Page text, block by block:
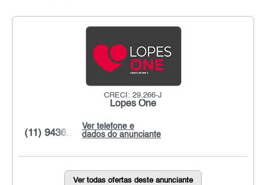
CRECI: 29.266-J
Lopes One
Ver telefone e
dados do anunciante
(11) 9436...
Ver todas ofertas deste anunciante